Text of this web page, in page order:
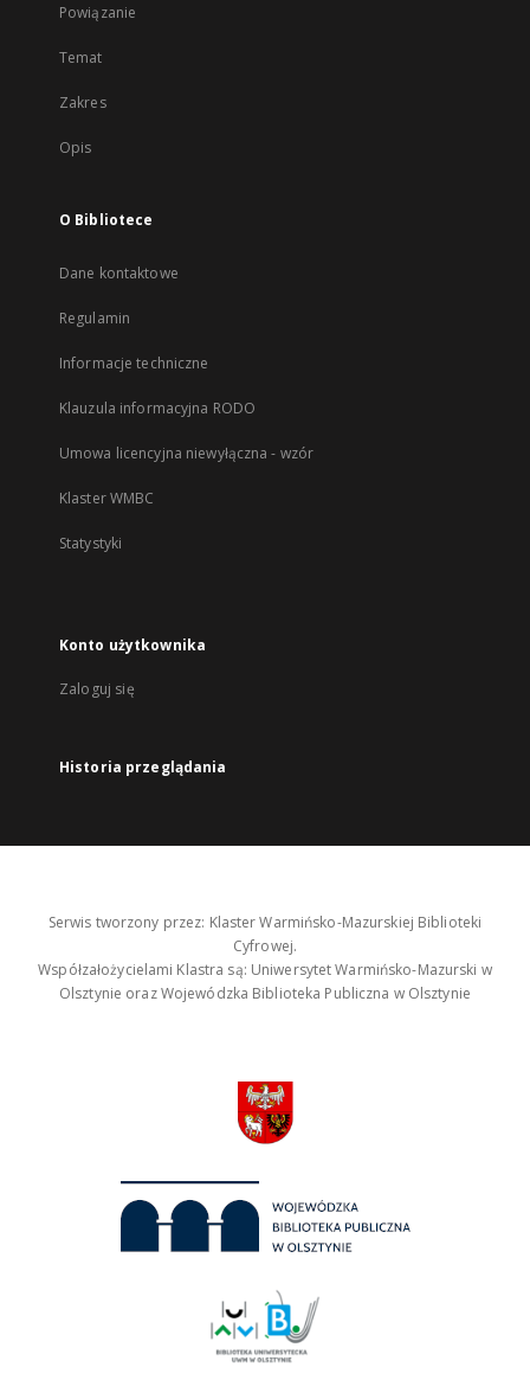
Powiązanie
Temat
Zakres
Opis
O Bibliotece
Dane kontaktowe
Regulamin
Informacje techniczne
Klauzula informacyjna RODO
Umowa licencyjna niewyłączna - wzór
Klaster WMBC
Statystyki
Konto użytkownika
Zaloguj się
Historia przeglądania
Serwis tworzony przez: Klaster Warmińsko-Mazurskiej Biblioteki
Cyfrowej.
Współzałożycielami Klastra są: Uniwersytet Warmińsko-Mazurski w
Olsztynie oraz Wojewódzka Biblioteka Publiczna w Olsztynie